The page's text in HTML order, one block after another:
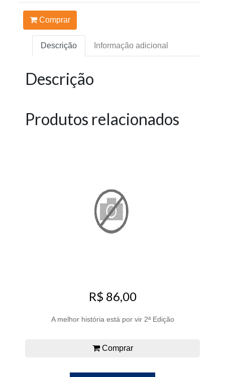
Comprar
Descrição Informação adicional
Descrição
Produtos relacionados
R$ 86,00
A melhor história está por vir 2ª Edição
Comprar